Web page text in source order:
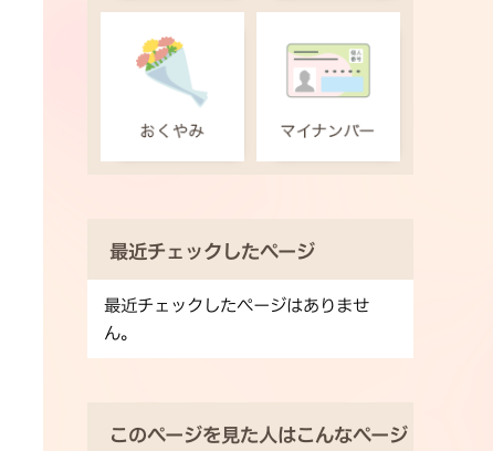
最近チェックしたページ
最近チェックしたページはありませ
ん。
このページを見た人はこんなページ